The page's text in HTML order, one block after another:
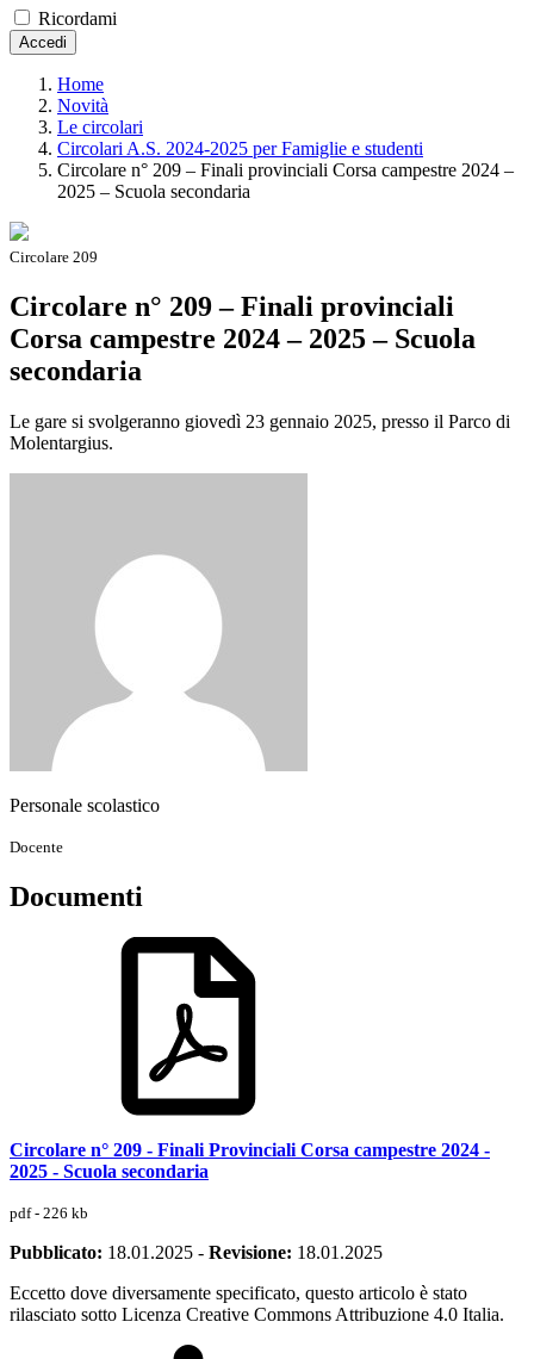
Ricordami
Accedi
Home
Novità
Le circolari
Circolari A.S. 2024-2025 per Famiglie e studenti
Circolare n° 209 – Finali provinciali Corsa campestre 2024 –
2025 – Scuola secondaria
Circolare 209
Circolare n° 209 – Finali provinciali
Corsa campestre 2024 – 2025 – Scuola
secondaria
Le gare si svolgeranno giovedì 23 gennaio 2025, presso il Parco di
Molentargius.
Personale scolastico
Docente
Documenti
Circolare n° 209 - Finali Provinciali Corsa campestre 2024 -
2025 - Scuola secondaria
pdf - 226 kb
Pubblicato: 18.01.2025 - Revisione: 18.01.2025
Eccetto dove diversamente specificato, questo articolo è stato
rilasciato sotto Licenza Creative Commons Attribuzione 4.0 Italia.